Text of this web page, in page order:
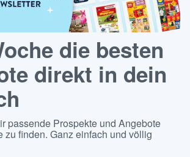
die besten
direkt in dein
passende Prospekte und Angebote
zu finden. Ganz einfach und völlig